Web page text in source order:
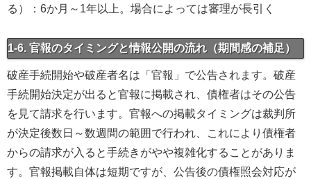
る）：6か月～1年以上。場合によっては審理が長引く
1-6. 官報のタイミングと情報公開の流れ（期間感の補足）
破産手続開始や破産者名は「官報」で公告されます。破産
手続開始決定が出ると官報に掲載され、債権者はその公告
を見て請求を行います。官報への掲載タイミングは裁判所
が決定後数日～数週間の範囲で行われ、これにより債権者
からの請求が入ると手続きがやや複雑化することがありま
す。官報掲載自体は短期ですが、公告後の債権照会対応が